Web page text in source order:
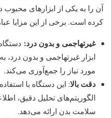
آن را به یکی از ابزارهای
کرده است. برخی از این مزایا
غیرتهاجمی و بدون درد:
ابزار غیرتهاجمی و بدون
مورد نیاز را جمع‌آوری می‌کند.
دقت بالا: این دستگاه با
الگوریتم‌های تحلیل دقیق،
سلامت بدن ارائه می‌دهد.